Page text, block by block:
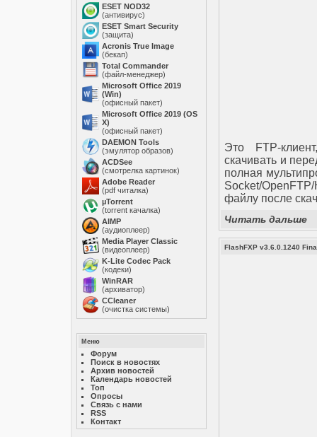
ESET NOD32
(антивирус)
ESET Smart Security
(защита)
Acronis True Image
(бекап)
Total Commander
(файл-менеджер)
Microsoft Office 2019
(Win)
(офисный пакет)
Microsoft Office 2019 (OS
X)
(офисный пакет)
DAEMON Tools
(эмулятор образов)
ACDSee
(смотрелка картинок)
Adobe Reader
(pdf читалка)
µTorrent
(torrent качалка)
AIMP
(аудиоплеер)
Media Player Classic
(видеоплеер)
K-Lite Codec Pack
(кодеки)
WinRAR
(архиватор)
ССleaner
(очистка системы)
Меню
Форум
Поиск в новостях
Архив новостей
Календарь новостей
Топ
Опросы
Связь с нами
RSS
Контакт
Это FTP-
скачивать и
полная
Socket/
файлу после
Читать дальше
FlashFXP v3.6.0.1240